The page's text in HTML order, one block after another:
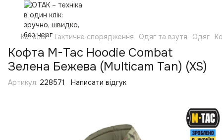
Каталог Тактичне спорядження Одяг та взутя Одяг
Кофта M-Tac Hoodie Combat
Зелена Бежева (Multicam Tan) (XS)
Артикул: 228571 Написати відгук